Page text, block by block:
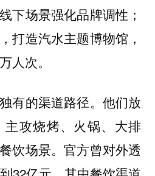
下场景强化品牌调性；
打造汽水主题博物馆，
人次。
有的渠道路径。他们放
攻烧烤、火锅、大排
饮场景。官方曾对外透